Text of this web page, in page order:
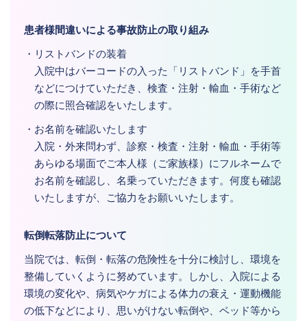
患者様間違いによる事故防止の取り組み
・リストバンドの装着
入院中はバーコードの入った「リストバンド」を手首
などにつけていただき、検査・注射・輸血・手術など
の際に照合確認をいたします。
・お名前を確認いたします
入院・外来問わず、診察・検査・注射・輸血・手術等
あらゆる場面でご本人様（ご家族様）にフルネームで
お名前を確認し、名乗っていただきます。何度も確認
いたしますが、ご協力をお願いいたします。
転倒転落防止について
当院では、転倒・転落の危険性を十分に検討し、環境を
整備していくように努めています。しかし、入院による
環境の変化や、病気やケガによる体力の衰え・運動機能
の低下などにより、思いがけない転倒や、ベッド等から